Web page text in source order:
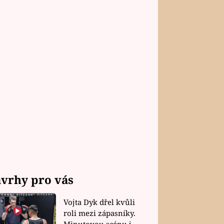
pro vás
Vojta Dyk dřel kvůli
roli mezi zápasníky.